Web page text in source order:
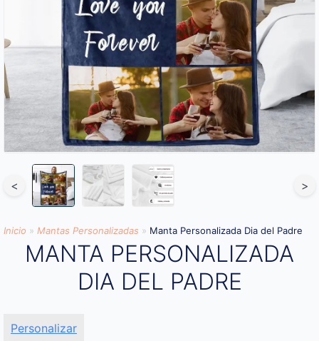
< >
Inicio » Mantas Personalizadas » Manta Personalizada Dia del Padre
MANTA PERSONALIZADA
DIA DEL PADRE
Personalizar